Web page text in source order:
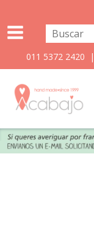
011 5372 2420 |